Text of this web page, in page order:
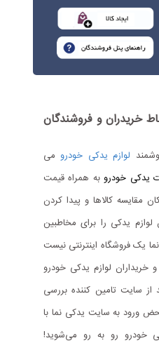
خریدران و فروشندگان
لوازم یدکی خودرومی
یدکی خودروبه همراه قیمت
مقایسه کالاها و پیدا کردن
یدکی را برای مخاطبین
یک فروشگاه اینترنتی نیست
خریداران لوازم یدکی خودرو
از سایت تامین کننده بررسی
ورود به سایت یدکی نما با
خودرو رو به رو می‌شوید!